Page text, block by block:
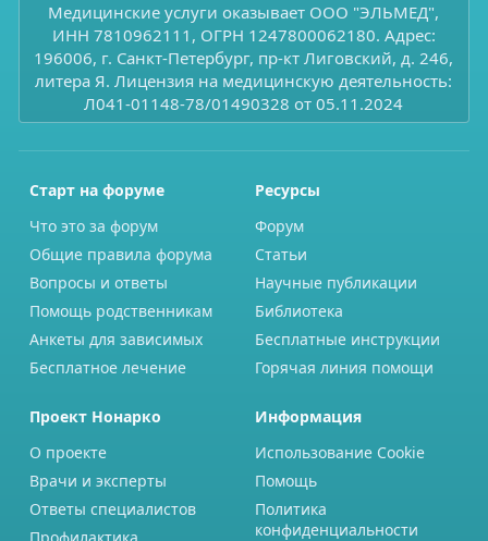
Медицинские услуги оказывает ООО "ЭЛЬМЕД",
ИНН 7810962111, ОГРН 1247800062180. Адрес:
196006, г. Санкт-Петербург, пр-кт Лиговский, д. 246,
литера Я. Лицензия на медицинскую деятельность:
Л041-01148-78/01490328 от 05.11.2024
Старт на форуме
Что это за форум
Общие правила форума
Вопросы и ответы
Помощь родственникам
Анкеты для зависимых
Бесплатное лечение
Ресурсы
Форум
Статьи
Научные публикации
Библиотека
Бесплатные инструкции
Горячая линия помощи
Проект Нонарко
О проекте
Врачи и эксперты
Ответы специалистов
Информация
Использование Cookie
Помощь
Политика
конфиденциальности